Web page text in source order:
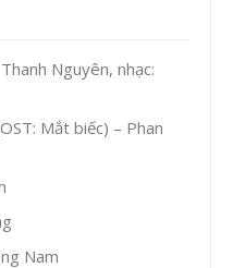
Nguyên, nhạc:
Mắt biếc) – Phan
Nam